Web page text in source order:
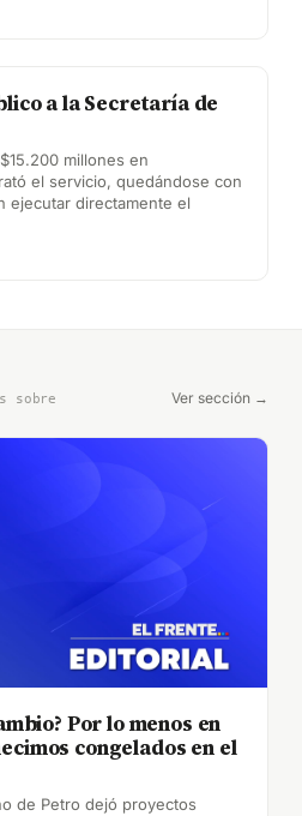
a la Secretaría de
millones en
el servicio, quedándose con
ejecutar directamente el
sobre Ver sección →
Por lo menos en
congelados en el
de Petro dejó proyectos